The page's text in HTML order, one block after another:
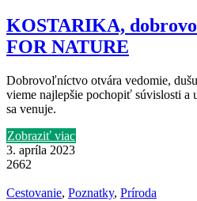
KOSTARIKA,
FOR NATURE
Dobrovoľníctvo otvára vedomie,
vieme najlepšie pochopiť súvislosti
sa venuje.
Zobraziť viac
3. apríla 2023
2662
Cestovanie, Poznatky, Príroda